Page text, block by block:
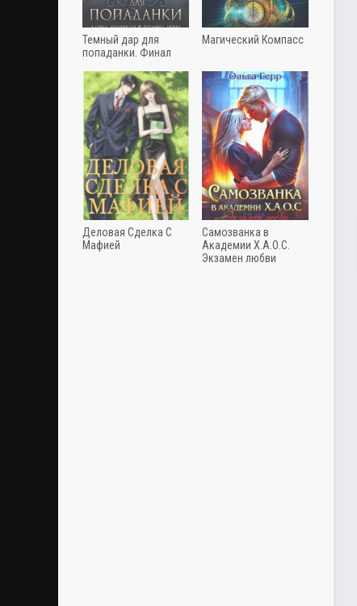
Темный дар для
попаданки. Финал
Магический Компасс
Деловая Сделка С
Мафией
Самозванка в
Академии Х.А.О.С.
Экзамен любви